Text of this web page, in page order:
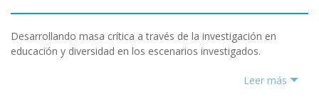
Desarrollando masa crítica a través de la investigación en
educación y diversidad en los escenarios investigados.
Leer más